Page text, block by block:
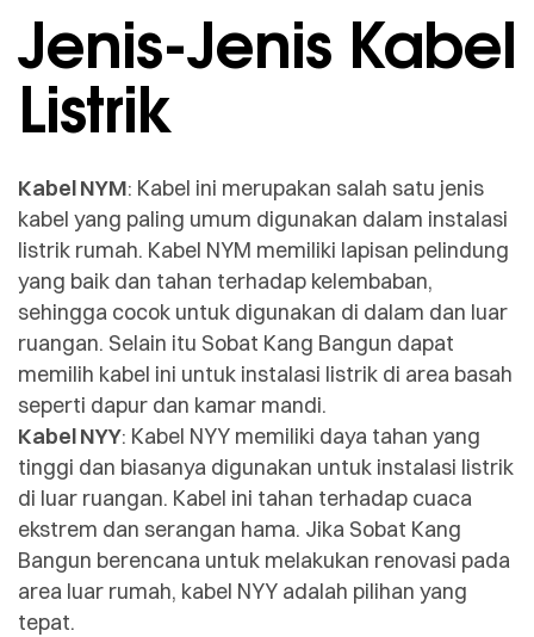
Jenis-Jenis Kabel
Listrik
Kabel NYM: Kabel ini merupakan salah satu jenis
kabel yang paling umum digunakan dalam instalasi
listrik rumah. Kabel NYM memiliki lapisan pelindung
yang baik dan tahan terhadap kelembaban,
sehingga cocok untuk digunakan di dalam dan luar
ruangan. Selain itu Sobat Kang Bangun dapat
memilih kabel ini untuk instalasi listrik di area basah
seperti dapur dan kamar mandi.
Kabel NYY: Kabel NYY memiliki daya tahan yang
tinggi dan biasanya digunakan untuk instalasi listrik
di luar ruangan. Kabel ini tahan terhadap cuaca
ekstrem dan serangan hama. Jika Sobat Kang
Bangun berencana untuk melakukan renovasi pada
area luar rumah, kabel NYY adalah pilihan yang
tepat.